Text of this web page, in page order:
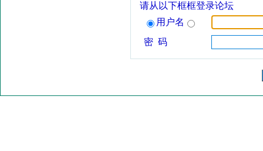
请从以下框框登录论坛
用户名
密 码